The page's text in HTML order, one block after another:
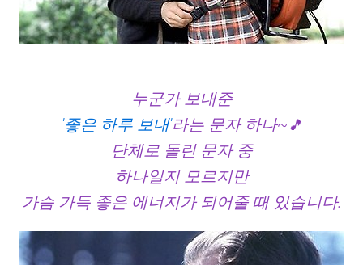
누군가 보내준
'좋은 하루 보내'라는 문자 하나~🎵
단체로 돌린 문자 중
하나일지 모르지만
가슴 가득 좋은 에너지가 되어줄 때 있습니다.